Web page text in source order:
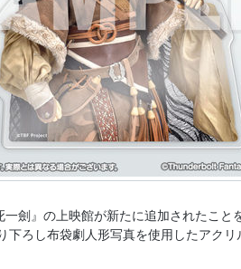
一劍』の上映館が新たに追加されたこと
下ろし布袋劇人形写真を使用したアクリ